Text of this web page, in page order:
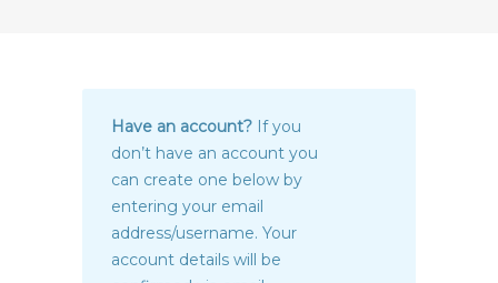
Have an account?
don’t have an account you
can create one below by
entering your email
address/username. Your
account details will be